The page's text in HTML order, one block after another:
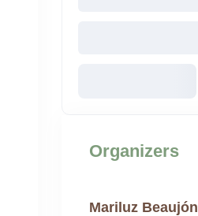
Organizers
Mariluz Beaujón